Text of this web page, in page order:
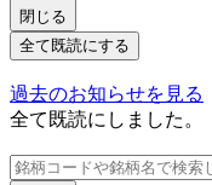
閉じる
全て既読にする
過去のお知らせを見る
全て既読にしました。